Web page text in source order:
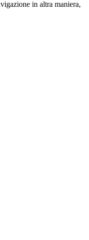
in altra maniera,